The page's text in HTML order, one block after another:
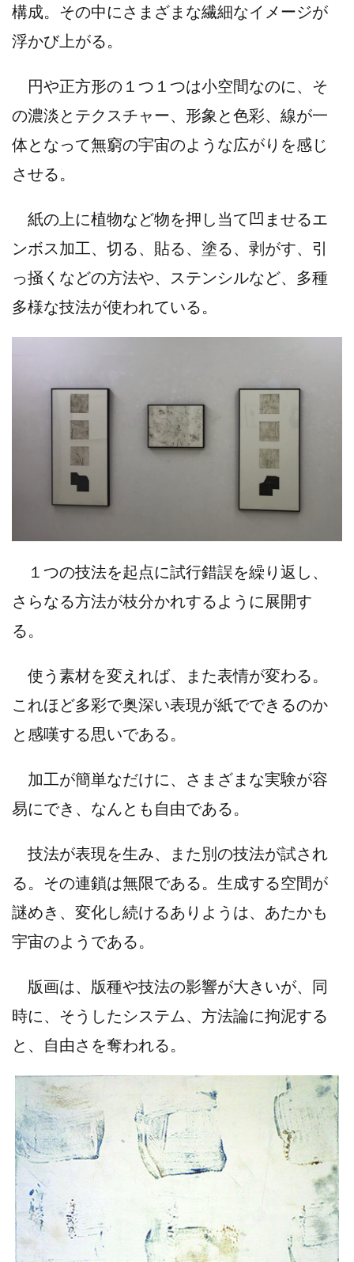
構成。その中にさまざまな繊細なイメージが
浮かび上がる。
円や正方形の１つ１つは小空間なのに、そ
の濃淡とテクスチャー、形象と色彩、線が一
体となって無窮の宇宙のような広がりを感じ
させる。
紙の上に植物など物を押し当て凹ませるエ
ンボス加工、切る、貼る、塗る、剥がす、引
っ掻くなどの方法や、ステンシルなど、多種
多様な技法が使われている。
１つの技法を起点に試行錯誤を繰り返し、
さらなる方法が枝分かれするように展開す
る。
使う素材を変えれば、また表情が変わる。
これほど多彩で奥深い表現が紙でできるのか
と感嘆する思いである。
加工が簡単なだけに、さまざまな実験が容
易にでき、なんとも自由である。
技法が表現を生み、また別の技法が試され
る。その連鎖は無限である。生成する空間が
謎めき、変化し続けるありようは、あたかも
宇宙のようである。
版画は、版種や技法の影響が大きいが、同
時に、そうしたシステム、方法論に拘泥する
と、自由さを奪われる。